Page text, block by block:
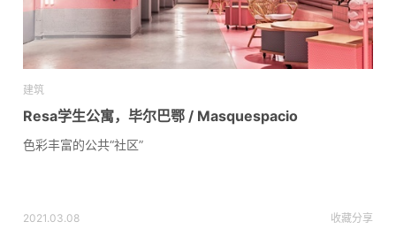
建筑
Resa学生公寓，毕尔巴鄂 / Masquespacio
色彩丰富的公共“社区”
2021.03.08 收藏分享